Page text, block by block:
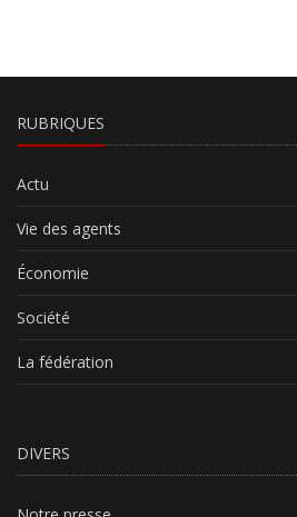
RUBRIQUES
Actu
Vie des agents
Économie
Société
La fédération
DIVERS